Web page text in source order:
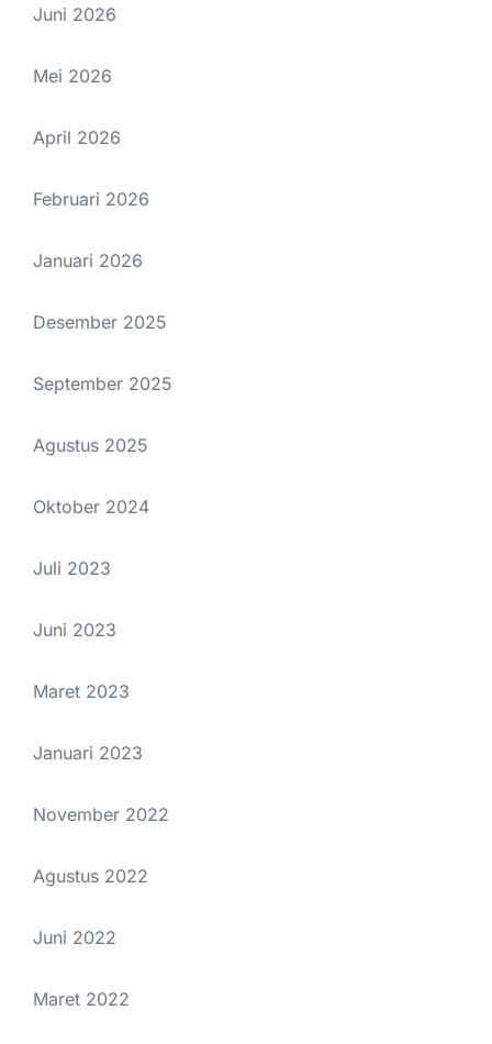
Juni 2026
Mei 2026
April 2026
Februari 2026
Januari 2026
Desember 2025
September 2025
Agustus 2025
Oktober 2024
Juli 2023
Juni 2023
Maret 2023
Januari 2023
November 2022
Agustus 2022
Juni 2022
Maret 2022